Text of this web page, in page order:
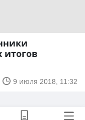
итогов
9 июля 2018, 11:32